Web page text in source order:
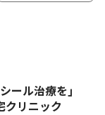
ール治療を｣
クリニック